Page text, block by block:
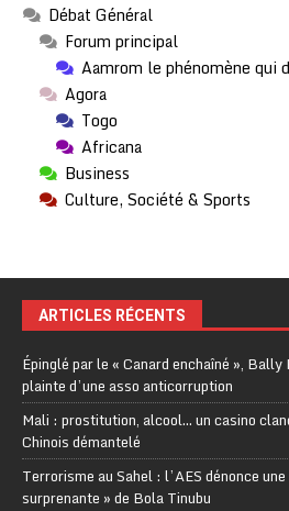
Débat Général
Forum principal
Aamrom le phénomène qui
Agora
Togo
Africana
Business
Culture, Société & Sports
ARTICLES RÉCENTS
Épinglé par le « Canard enchaîné »,
plainte d’une asso anticorruption
Mali : prostitution, alcool… un casino
Chinois démantelé
Terrorisme au Sahel : l’AES dénonce
surprenante » de Bola Tinubu